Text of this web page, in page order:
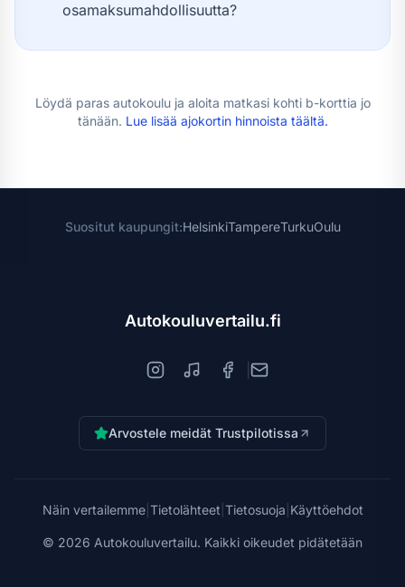
osamaksumahdollisuutta?
Löydä paras autokoulu ja aloita matkasi kohti b-korttia jo
tänään. Lue lisää ajokortin hinnoista täältä.
Suositut kaupungit:HelsinkiTampereTurkuOulu
Autokouluvertailu.fi
Arvostele meidät Trustpilotissa
Näin vertailemme| Tietolähteet Tietosuoja Käyttöehdot
© 2026 Autokouluvertailu. Kaikki oikeudet pidätetään